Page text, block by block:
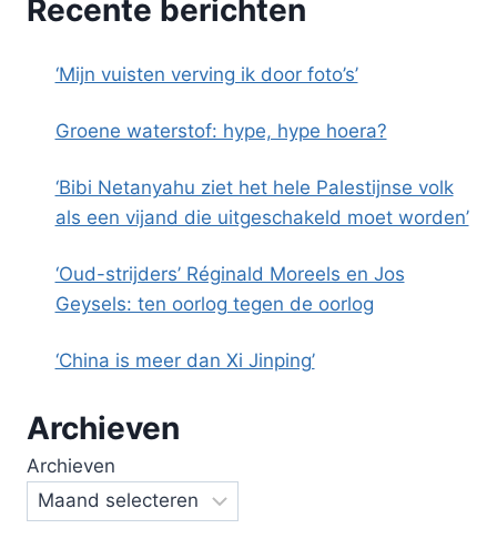
Recente berichten
‘Mijn vuisten verving ik door foto’s’
Groene waterstof: hype, hype hoera?
‘Bibi Netanyahu ziet het hele Palestijnse volk
als een vijand die uitgeschakeld moet worden’
‘Oud-strijders’ Réginald Moreels en Jos
Geysels: ten oorlog tegen de oorlog
‘China is meer dan Xi Jinping’
Archieven
Archieven